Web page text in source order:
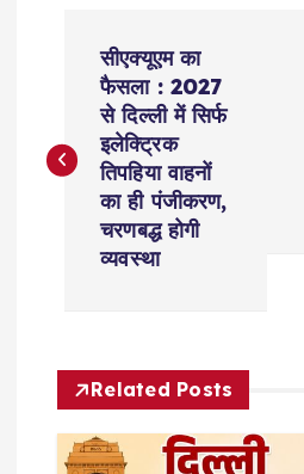
s
v
सीएक्यूएम का
फैसला : 2027
से दिल्ली में सिर्फ
इलेक्ट्रिक
तिपहिया वाहनों
का ही पंजीकरण,
चरणबद्ध होगी
व्यवस्था
Related Posts